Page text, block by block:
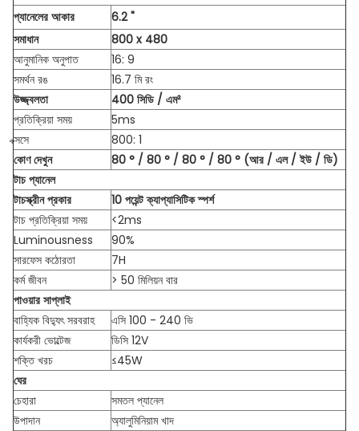
প্যানেলের আকার
6.2 "
সমাধান
800 x 480
আনুমানিক অনুপাত
16: 9
সমর্থন রঙ
16.7 মি রং
উজ্জ্বলতা
400 সিডি / এম²
প্রতিক্রিয়া সময়
5ms
ক্সসে
800: 1
কোণ দেখুন
80 ° / 80 ° / 80 ° / 80 ° (আর / এল / ইউ / ডি)
টাচ প্যানেল
টাচস্ক্রীন প্রকার
10 পয়েন্ট ক্যাপ্যাসিটিক স্পর্শ
টাচ প্রতিক্রিয়া সময়
<2ms
Luminousness
90%
সারফেস কঠোরতা
7H
কর্ম জীবন
> 50 মিলিয়ন বার
পাওয়ার সাপ্লাই
বাহ্যিক বিদ্যুৎ সরবরাহ
এসি 100 - 240 ভি
কার্যকরী ভোল্টেজ
ডিসি 12V
শক্তি খরচ
≤45W
ঘের
চেহারা
সমতল প্যানেল
উপাদান
অ্যালুমিনিয়াম খাদ